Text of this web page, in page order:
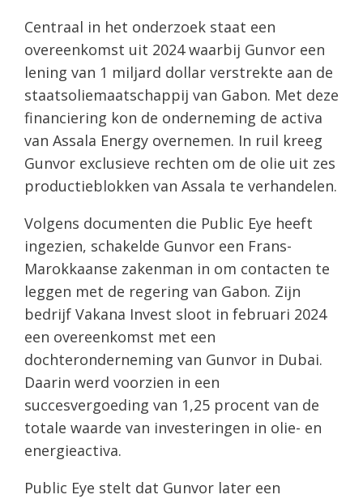
Centraal in het onderzoek staat een
overeenkomst uit 2024 waarbij Gunvor een
lening van 1 miljard dollar verstrekte aan de
staatsoliemaatschappij van Gabon. Met deze
financiering kon de onderneming de activa
van Assala Energy overnemen. In ruil kreeg
Gunvor exclusieve rechten om de olie uit zes
productieblokken van Assala te verhandelen.
Volgens documenten die Public Eye heeft
ingezien, schakelde Gunvor een Frans-
Marokkaanse zakenman in om contacten te
leggen met de regering van Gabon. Zijn
bedrijf Vakana Invest sloot in februari 2024
een overeenkomst met een
dochteronderneming van Gunvor in Dubai.
Daarin werd voorzien in een
succesvergoeding van 1,25 procent van de
totale waarde van investeringen in olie- en
energieactiva.
Public Eye stelt dat Gunvor later een